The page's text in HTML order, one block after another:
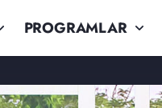
PROGRAMLAR